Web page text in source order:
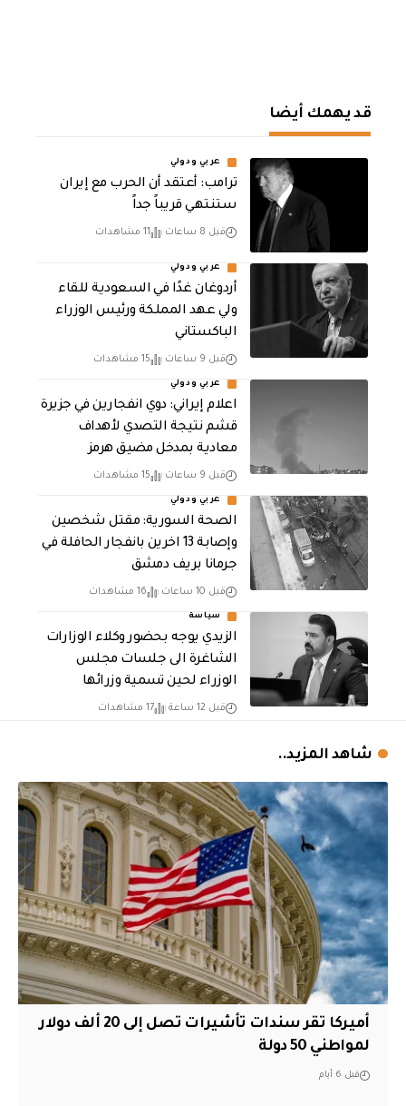
قد يهمك أيضا
عربي ودولي
‏ترامب: أعتقد أن الحرب مع إيران
ستنتهي قريباً جداً
قبل 8 ساعات 11 مشاهدات
عربي ودولي
أردوغان غدًا في السعودية للقاء
ولي عهد المملكة ورئيس الوزراء
الباكستاني
قبل 9 ساعات 15 مشاهدات
عربي ودولي
اعلام إيراني: دوي انفجارين في جزيرة
قشم نتيجة التصدي لأهداف
معادية بمدخل مضيق هرمز
قبل 9 ساعات 15 مشاهدات
عربي ودولي
الصحة السورية: مقتل شخصين
وإصابة 13 اخرين بانفجار الحافلة في
جرمانا بريف دمشق
قبل 10 ساعات 16 مشاهدات
سياسة
الزيدي يوجه بحضور وكلاء الوزارات
الشاغرة الى جلسات مجلس
الوزراء لحين تسمية وزرائها
قبل 12 ساعة 17 مشاهدات
شاهد المزيد..
أميركا تقر سندات تأشيرات تصل إلى 20 ألف دولار
لمواطني 50 دولة
قبل 6 أيام